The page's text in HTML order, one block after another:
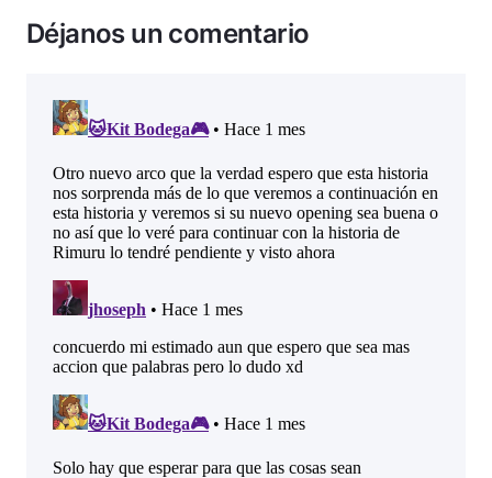
Déjanos un comentario